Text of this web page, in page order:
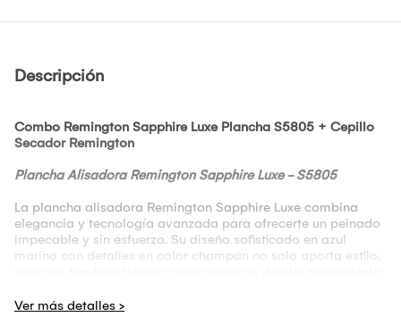
Descripción
Combo Remington Sapphire Luxe Plancha S5805 + Cepillo
Secador Remington
Plancha Alisadora Remington Sapphire Luxe - S5805
La plancha alisadora Remington Sapphire Luxe combina
elegancia y tecnología avanzada para ofrecerte un peinado
impecable y sin esfuerzo. Su diseño sofisticado en azul
marino con detalles en color champán no solo aporta estilo,
Características: